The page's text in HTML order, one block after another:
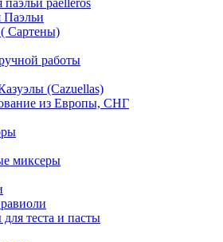
паэльи paelleros
Паэльи
Сартены)
работы
(Cazuellas)
из Европы, СНГ
миксеры
теста и пасты